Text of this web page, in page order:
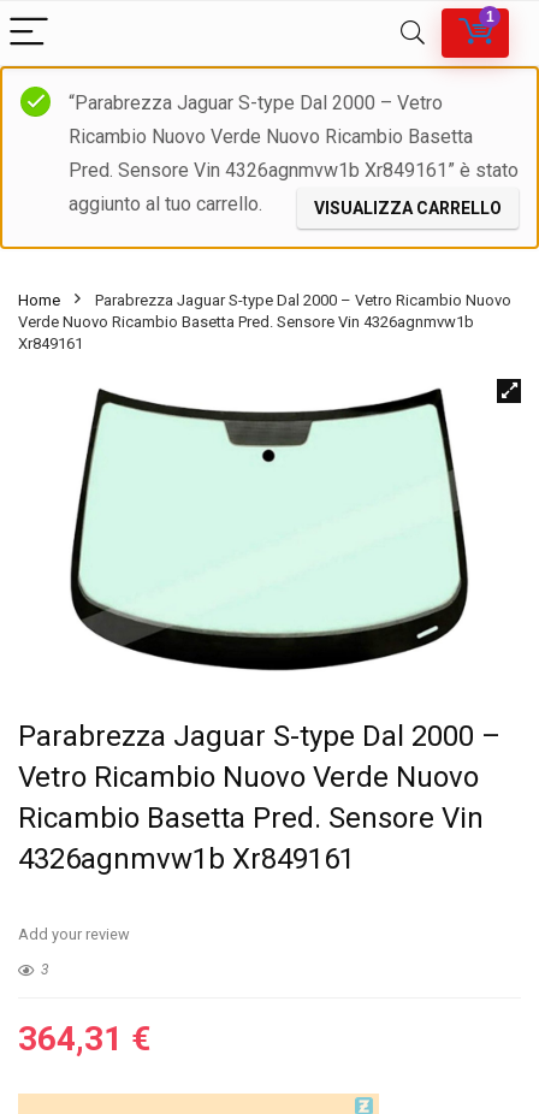
1
“Parabrezza Jaguar S-type Dal 2000 – Vetro
Ricambio Nuovo Verde Nuovo Ricambio Basetta
Pred. Sensore Vin 4326agnmvw1b Xr849161” è stato
aggiunto al tuo carrello.
VISUALIZZA CARRELLO
Home
Parabrezza Jaguar S-type Dal 2000 – Vetro Ricambio Nuovo
Verde Nuovo Ricambio Basetta Pred. Sensore Vin 4326agnmvw1b
Xr849161
Parabrezza Jaguar S-type Dal 2000 –
Vetro Ricambio Nuovo Verde Nuovo
Ricambio Basetta Pred. Sensore Vin
4326agnmvw1b Xr849161
Add your review
3
364,31 €